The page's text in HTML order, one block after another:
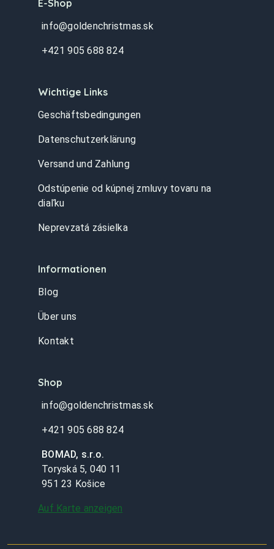
E-Shop
info@goldenchristmas.sk
+421 905 688 824
Wichtige Links
Geschäftsbedingungen
Datenschutzerklärung
Versand und Zahlung
Odstúpenie od kúpnej zmluvy tovaru na
diaľku
Neprevzatá zásielka
Informationen
Blog
Über uns
Kontakt
Shop
info@goldenchristmas.sk
+421 905 688 824
BOMAD, s.r.o.
Toryská 5, 040 11
951 23 Košice
Auf Karte anzeigen